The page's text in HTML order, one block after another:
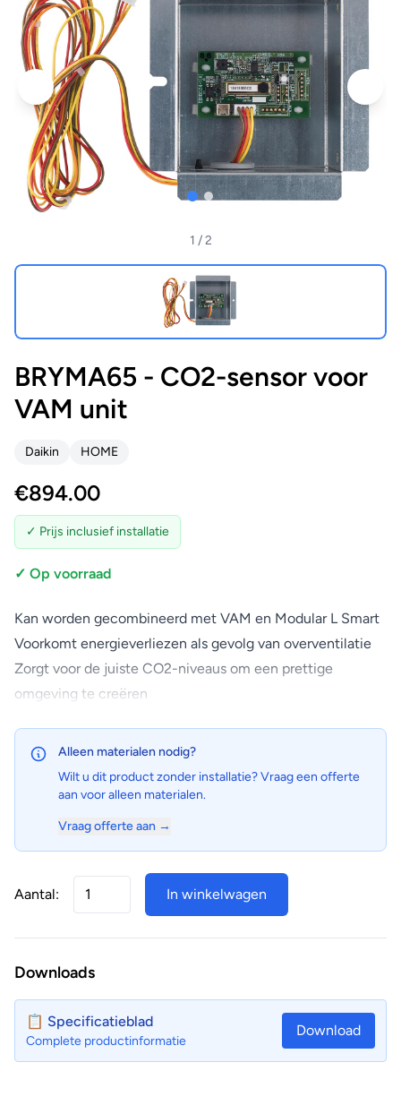
1 / 2
BRYMA65 - CO2-sensor voor
VAM unit
Daikin HOME
€894.00
✓ Prijs inclusief installatie
✓ Op voorraad
Kan worden gecombineerd met VAM en Modular L Smart
Voorkomt energieverliezen als gevolg van overventilatie
Zorgt voor de juiste CO2-niveaus om een prettige
omgeving te creëren
Alleen materialen nodig?
Wilt u dit product zonder installatie? Vraag een offerte
aan voor alleen materialen.
Vraag offerte aan →
Aantal: In winkelwagen
Downloads
📋 Specificatieblad
Complete productinformatie
Download